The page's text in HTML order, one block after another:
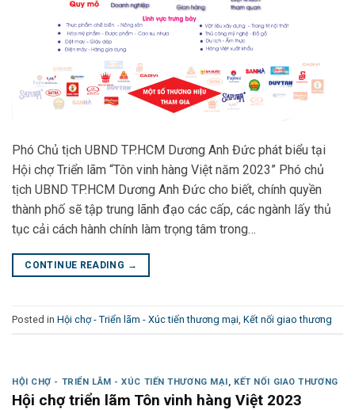
Phó Chủ tịch UBND TP.HCM Dương Anh Đức phát biểu tại
Hội chợ Triển lãm “Tôn vinh hàng Việt năm 2023” Phó chủ
tịch UBND TP.HCM Dương Anh Đức cho biết, chính quyền
thành phố sẽ tập trung lãnh đạo các cấp, các ngành lấy thủ
tục cải cách hành chính làm trọng tâm trong…
CONTINUE READING →
Posted in Hội chợ - Triển lãm - Xúc tiến thương mại Kết nối giao thương
HỘI CHỢ - TRIỂN LÃM - XÚC TIẾN THƯƠNG MẠI , KẾT NỐI GIAO THƯƠNG
Hội chợ triển lãm Tôn vinh hàng Việt 2023